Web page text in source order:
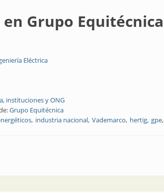
en Grupo Equitécnica
Eléctrica
instituciones y ONG
Grupo Equitécnica
industria nacional Vademarco hertig gpe
en Grupo Equitécnica